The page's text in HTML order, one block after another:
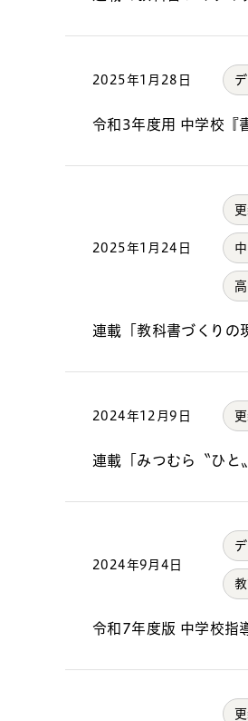
2025年1月28日
令和3年度用 中学校『
2025年1月24日
連載「教科書づくりの
2024年12月9日
連載「みつむら〝ひと
2024年9月4日
令和7年度版 中学校指